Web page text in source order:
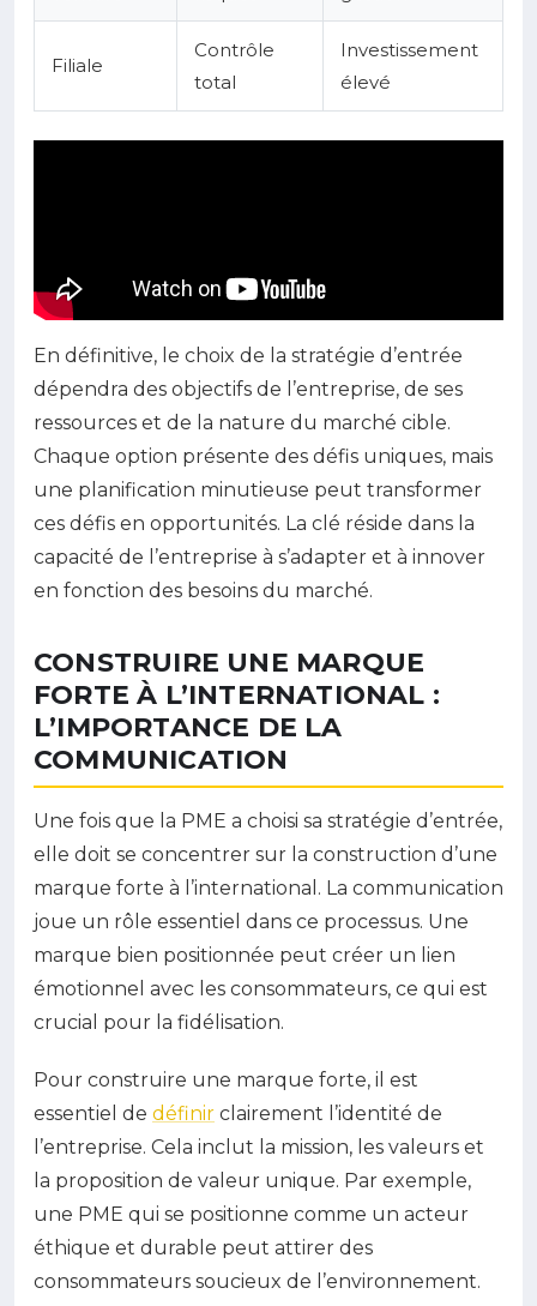
Filiale
Contrôle
total
Investissement
élevé
En définitive, le choix de la stratégie d’entrée
dépendra des objectifs de l’entreprise, de ses
ressources et de la nature du marché cible.
Chaque option présente des défis uniques, mais
une planification minutieuse peut transformer
ces défis en opportunités. La clé réside dans la
capacité de l’entreprise à s’adapter et à innover
en fonction des besoins du marché.
CONSTRUIRE UNE MARQUE
FORTE À L’INTERNATIONAL :
L’IMPORTANCE DE LA
COMMUNICATION
Une fois que la PME a choisi sa stratégie d’entrée,
elle doit se concentrer sur la construction d’une
marque forte à l’international. La communication
joue un rôle essentiel dans ce processus. Une
marque bien positionnée peut créer un lien
émotionnel avec les consommateurs, ce qui est
crucial pour la fidélisation.
Pour construire une marque forte, il est
essentiel de définir clairement l’identité de
l’entreprise. Cela inclut la mission, les valeurs et
la proposition de valeur unique. Par exemple,
une PME qui se positionne comme un acteur
éthique et durable peut attirer des
consommateurs soucieux de l’environnement.